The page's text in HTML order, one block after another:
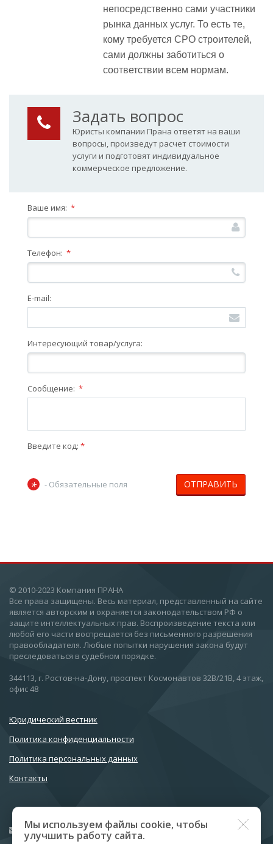
непосредственно сами участники
рынка данных услуг. То есть те,
кому требуется СРО строителей,
сами должны заботиться о
соответствии всем нормам.
Задать вопрос
Юристы компании Прана ответят на ваши
вопросы, произведут расчет стоимости
услуги и подготовят индивидуальное
коммерческое предложение.
Ваше имя: *
Телефон: *
E-mail:
Интересующий товар/услуга:
Сообщение: *
Введите код: *
* - Обязательные поля ОТПРАВИТЬ
© 2010-2023 Компания ПРАНА
Все права защищены. Весь материал, представленный на сайте
является авторским и охраняется законодательством РФ о
защите интеллектуальных прав. Воспроизведение текста или
любой его части воспрещается без письменного разрешения
правообладателя. Любые попытки нарушения закона будут
преследоваться в судебном порядке.
344113, г. Ростов-на-Дону, проспект Космонавтов 32В/21В, 4 этаж,
офис 48
Юридический вестник
Политика конфиденциальности
Политика персональных данных
Контакты
prana@oooprana.ru
Мы используем файлы cookie, чтобы
улучшить работу сайта.